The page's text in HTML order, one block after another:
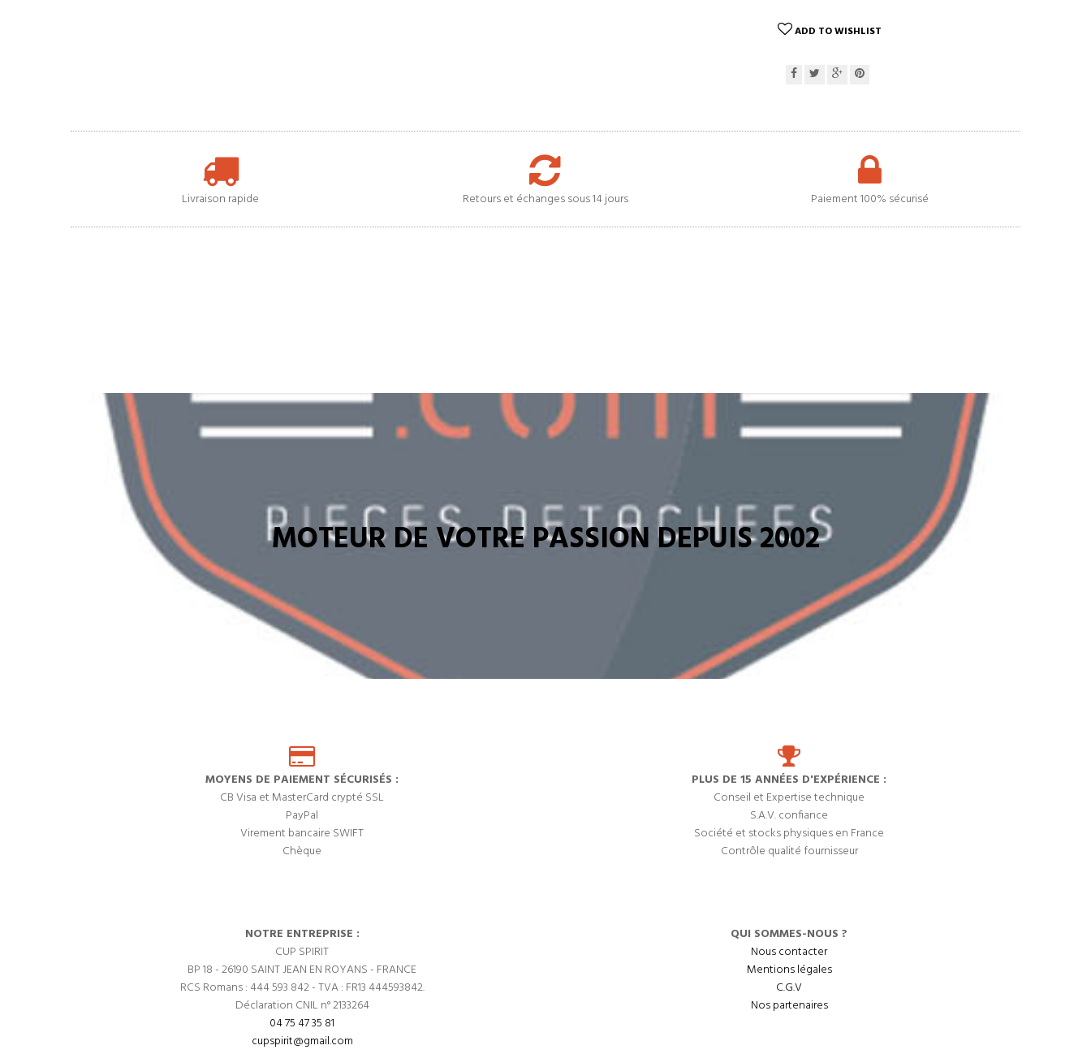
ADD TO WISHLIST
Livraison rapide Retours et échanges sous 14 jours Paiement 100% sécurisé
MOTEUR DE VOTRE PASSION DEPUIS 2002
MOYENS DE PAIEMENT SÉCURISÉS :
CB Visa et MasterCard crypté SSL
PayPal
Virement bancaire SWIFT
Chèque
PLUS DE 15 ANNÉES D'EXPÉRIENCE :
Conseil et Expertise technique
S.A.V. confiance
Société et stocks physiques en France
Contrôle qualité fournisseur
NOTRE ENTREPRISE :
CUP SPIRIT
BP 18 - 26190 SAINT JEAN EN ROYANS - FRANCE
RCS Romans : 444 593 842 - TVA : FR13 444593842.
Déclaration CNIL n° 2133264
04 75 47 35 81
cupspirit@gmail.com
QUI SOMMES-NOUS ?
Nous contacter
Mentions légales
C.G.V
Nos partenaires